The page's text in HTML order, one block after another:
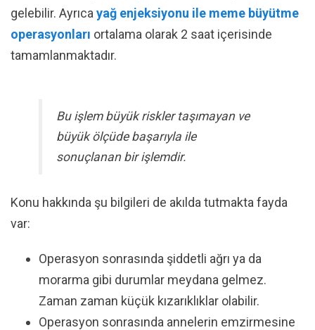
gelebilir. Ayrıca yağ enjeksiyonu ile meme büyütme
operasyonları ortalama olarak 2 saat içerisinde
tamamlanmaktadır.
Bu işlem büyük riskler taşımayan ve
büyük ölçüde başarıyla ile
sonuçlanan bir işlemdir.
Konu hakkında şu bilgileri de akılda tutmakta fayda
var:
Operasyon sonrasında şiddetli ağrı ya da
morarma gibi durumlar meydana gelmez.
Zaman zaman küçük kızarıklıklar olabilir.
Operasyon sonrasında annelerin emzirmesine